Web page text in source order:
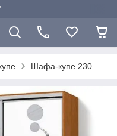
Шафа-купе 230